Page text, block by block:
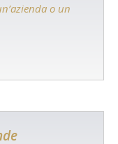
o un